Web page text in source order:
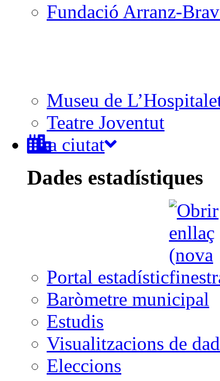
Fundació Arranz-
Museu de
Teatre Joventut
La ciutat
Dades estadístiques
Portal estadístic
Baròmetre municipal
Estudis
Visualitzacions de
Eleccions